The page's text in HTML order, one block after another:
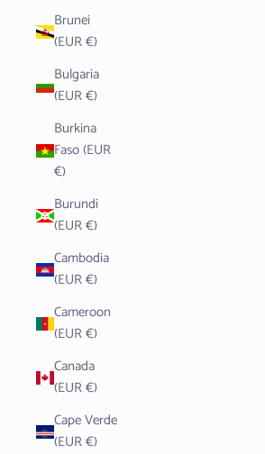
Brunei
(EUR €)
Bulgaria
(EUR €)
Burkina
Faso (EUR
€)
Burundi
(EUR €)
Cambodia
(EUR €)
Cameroon
(EUR €)
Canada
(EUR €)
Cape Verde
(EUR €)